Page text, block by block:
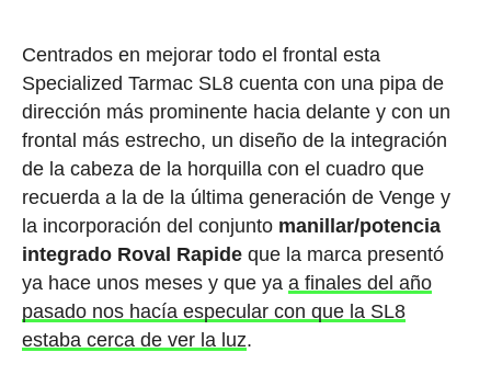
Centrados en mejorar todo el frontal esta
Specialized Tarmac SL8 cuenta con una pipa de
dirección más prominente hacia delante y con un
frontal más estrecho, un diseño de la integración
de la cabeza de la horquilla con el cuadro que
recuerda a la de la última generación de Venge y
la incorporación del conjunto manillar/potencia
integrado Roval Rapideque la marca presentó
ya hace unos meses y que ya a finales del año
pasado nos hacía especular con que la SL8
estaba cerca de ver la luz.